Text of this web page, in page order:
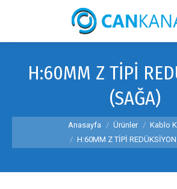
H:60MM Z TİPİ
(SAĞA)
You are here:
Anasayfa Ürünler
Kablo
H:60MM Z TİPİ